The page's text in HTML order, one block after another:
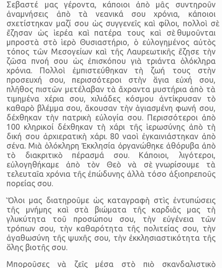
Σεβαστέ μας γέροντα, κάποιοι ἀπὸ μᾶς συντηροῦν
ἀναμνήσεις ἀπὸ τὰ νεανικά σου χρόνια, κάποιοι
σχετίστηκαν μαζί σου ὡς συγγενεῖς καὶ φίλοι, πολλοὶ σὲ
ἔζησαν ὡς ἱερέα καὶ πατέρα τους καὶ σὲ θυμοῦνται
μπροστὰ στὸ ἱερὸ Θυσιαστή­ριο, ὁ εὐλογημένος αὐτὸς
τόπος τῶν Μεσογείων καὶ τῆς Λαυρεωτικῆς ἔζησε τὴν
ζῶσα πνοή σου ὡς ἐπισκόπου γιὰ τριάντα ὁλόκληρα
χρόνια. Πολλοὶ ἐμπιστεύθη­καν τὴ ζωή τους στὴν
προσευχή σου, περισσότεροι στὴν ἅγια εὐχή σου,
πλῆθος πιστῶν μετέλαβαν τὰ ἄχραντα μυστήρια ἀπὸ τὰ
τιμημένα χέρια σου, χιλιάδες κόσμου ἀντίκρυσαν τὸ
καθαρὸ βλέμμα σου, ἄκουσαν τὴν ἁγιασμένη φωνή σου,
δέχθηκαν τὴν πατρικὴ εὐλογία σου. Περισσότεροι ἀπὸ
100 κληρικοί δέχθηκαν τὴ χάρι τῆς ἱερωσύνης ἀπὸ τὴ
δική σου ἀρχιερατικὴ χάρι. 80 ναοὶ ἐγκαινιάστηκαν ἀπὸ
σένα. Μιὰ ὁλόκληρη Ἐκκλησία ὀργανώθηκε ἀθόρυβα ἀπὸ
τὸ διακριτικὸ πέρασμά σου. Κάποιοι, λιγότεροι,
εὐλογηθήκαμε ἀπὸ τὸν Θεὸ νὰ σὲ γνωρίσουμε τὰ
τελευταῖα χρόνια τῆς ἐπώδυνης ἀλλὰ τόσο ἀξιοπρεποῦς
πορείας σου.
Ὅλοι μας διατηροῦμε ὡς καταγραφὴ στὶς ἐντυπώσεις
τῆς μνήμης καὶ στὰ βιώματα τῆς καρδιᾶς μας τὴ
γλυκύτητα τοῦ προσώπου σου, τὴν εὐγένεια τῶν
τρόπων σου, τὴν καθαρότητα τῆς πολιτείας σου, τὴν
ἀγαθωσύνη τῆς ψυχῆς σου, τὴν ἐκκλησιαστικότητα τῆς
ὅλης βιοτῆς σου.
Μποροῦσες νὰ ζεῖς μέσα στὸ πιὸ σκανδαλιστικὸ